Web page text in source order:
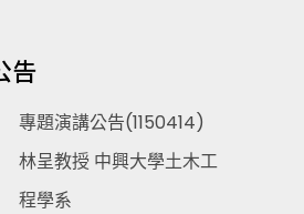
告
專題演講公告(1150414)
林呈教授 中興大學土木工
程學系